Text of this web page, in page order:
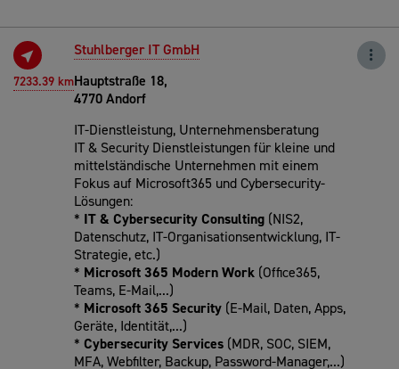
7233.39 km
Stuhlberger IT GmbH
Hauptstraße 18,
4770 Andorf
IT-Dienstleistung, Unternehmensberatung
IT & Security Dienstleistungen für kleine und
mittelständische Unternehmen mit einem
Fokus auf Microsoft365 und Cybersecurity-
Lösungen:
* IT & Cybersecurity Consulting (NIS2,
Datenschutz, IT-Organisationsentwicklung, IT-
Strategie, etc.)
* Microsoft 365 Modern Work (Office365,
Teams, E-Mail,...)
* Microsoft 365 Security (E-Mail, Daten, Apps,
Geräte, Identität,...)
* Cybersecurity Services (MDR, SOC, SIEM,
MFA, Webfilter, Backup, Password-Manager,...)